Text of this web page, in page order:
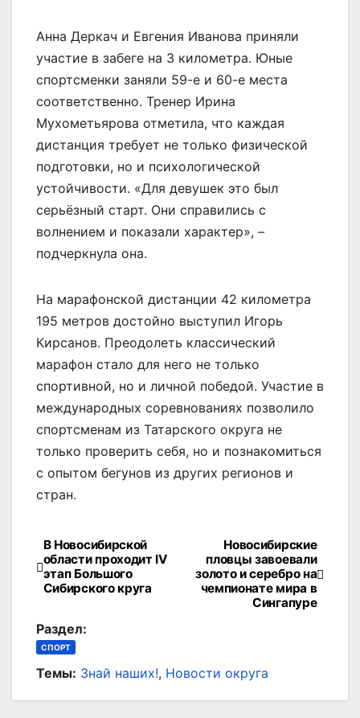
Анна Деркач и Евгения Иванова приняли
участие в забеге на 3 километра. Юные
спортсменки заняли 59-е и 60-е места
соответственно. Тренер Ирина
Мухометьярова отметила, что каждая
дистанция требует не только физической
подготовки, но и психологической
устойчивости. «Для девушек это был
серьёзный старт. Они справились с
волнением и показали характер», –
подчеркнула она.
На марафонской дистанции 42 километра
195 метров достойно выступил Игорь
Кирсанов. Преодолеть классический
марафон стало для него не только
спортивной, но и личной победой. Участие в
международных соревнованиях позволило
спортсменам из Татарского округа не
только проверить себя, но и познакомиться
с опытом бегунов из других регионов и
стран.
Навигация
по
записям
Новосибирские
пловцы завоевали
золото и серебро на
чемпионате мира в
Сингапуре
В Новосибирской
области проходит IV
этап Большого
Сибирского круга
Раздел:
СПОРТ
Темы: Знай наших!, Новости округа